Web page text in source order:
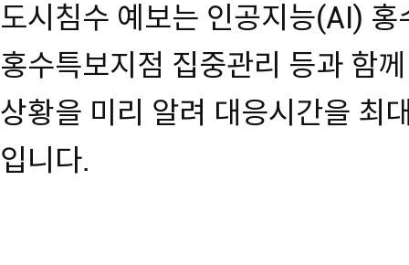
도시침수 예보는 인공지능(AI)
홍수특보지점 집중관리 등과 함
상황을 미리 알려 대응시간을 최
입니다.